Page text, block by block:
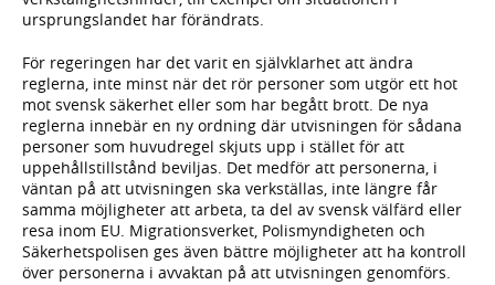
ursprungslandet har förändrats.
För regeringen har det varit en självklarhet att ändra
reglerna, inte minst när det rör personer som utgör ett hot
mot svensk säkerhet eller som har begått brott. De nya
reglerna innebär en ny ordning där utvisningen för sådana
personer som huvudregel skjuts upp i stället för att
uppehållstillstånd beviljas. Det medför att personerna, i
väntan på att utvisningen ska verkställas, inte längre får
samma möjligheter att arbeta, ta del av svensk välfärd eller
resa inom EU. Migrationsverket, Polismyndigheten och
Säkerhetspolisen ges även bättre möjligheter att ha kontroll
över personerna i avvaktan på att utvisningen genomförs.